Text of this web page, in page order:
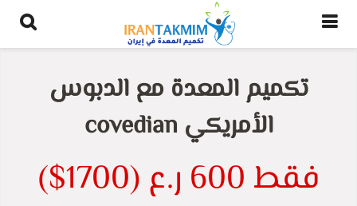
تكميم المعدة مع الدبوس
الأمريكي covedian
فقط 600 ر.ع (1700$)